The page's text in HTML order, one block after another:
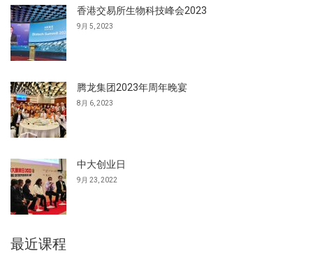
香港交易所生物科技峰会2023
9月 5, 2023
腾龙集团2023年周年晚宴
8月 6, 2023
中大创业日
9月 23, 2022
最近课程